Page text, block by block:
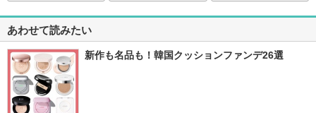
あわせて読みたい
新作も名品も！韓国クッションファンデ26選